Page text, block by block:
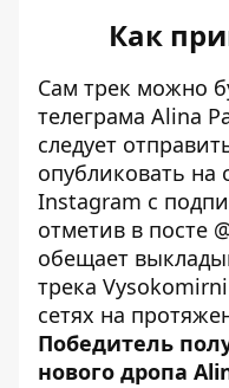
Как
Сам трек можно
телеграма Alina
следует
опубликовать на
Instagram с
отметив в посте
обещает
трека
сетях на
Победитель
нового дропа